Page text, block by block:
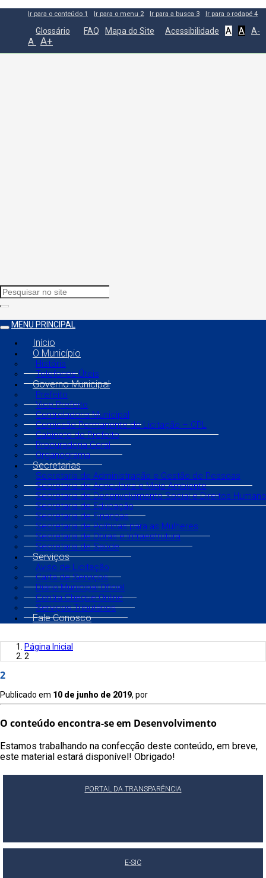
Ir para o conteúdo 1 Ir para o menu 2 Ir para a busca 3 Ir para o rodapé 4
Glossário FAQ Mapa do Site Acessibilidade A A A-
A A+
MENU PRINCIPAL
Início
O Município
História
Telefones Úteis
Governo Municipal
Prefeito
Vice Prefeito
Controladoria Municipal
Comissão Permanente de Licitação – CPL
Gabinete do Prefeito
Procuradoria Geral
Organograma
Secretarias
Secretaria de Administração e Gestão de Pessoas
Secretaria de Agricultura e Meio Ambiente
Secretaria de Desenvolvimento Social e Direitos
Secretaria de Educação
Secretaria de Finanças
Secretaria de Políticas para as Mulheres
Secretaria de Obras e Infraestrutura
Secretaria de Saúde
Serviços
Aviso de Licitação
Carta de Serviços
Diário Municipal Oficial
Contra Cheque Online
Serviços Tributários
Fale Conosco
Página Inicial
2
2
Publicado em 10 de junho de 2019, por
O conteúdo encontra-se em Desenvolvimento
Estamos trabalhando na confecção deste conteúdo, em breve,
este material estará disponível! Obrigado!
PORTAL DA TRANSPARÊNCIA
E-SIC